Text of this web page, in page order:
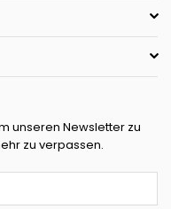
unseren Newsletter zu
zu verpassen.